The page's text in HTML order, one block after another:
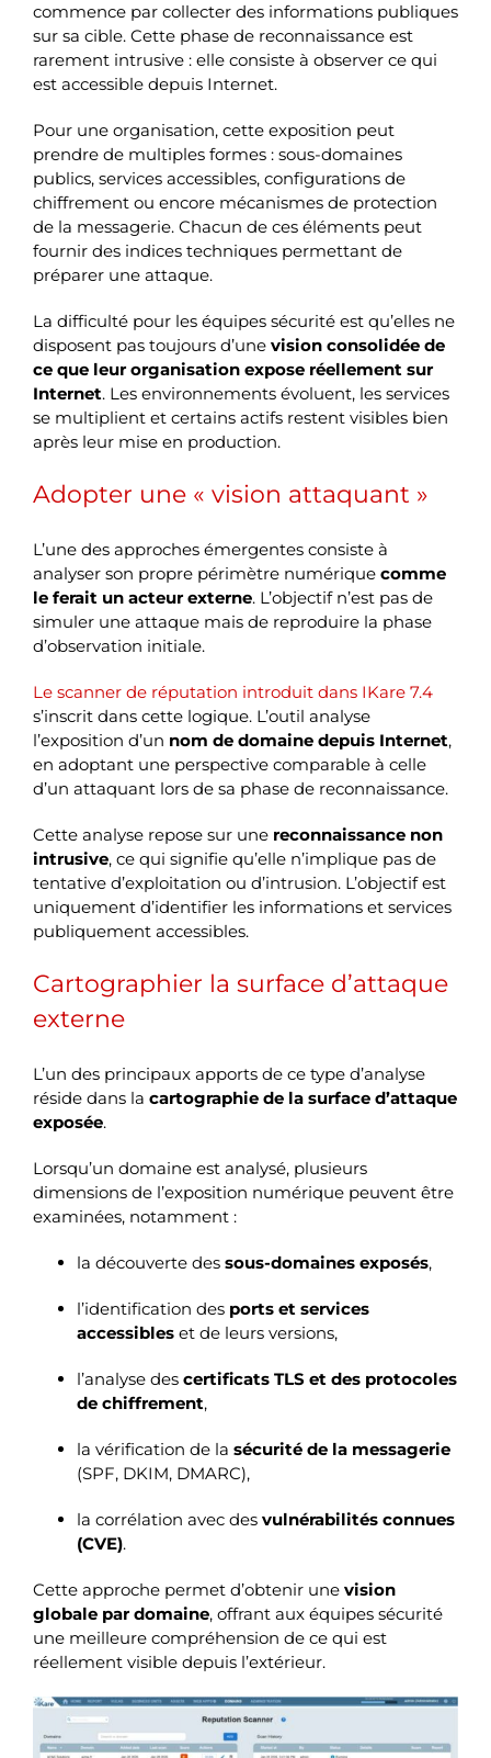
commence par collecter des informations publiques
sur sa cible. Cette phase de reconnaissance est
rarement intrusive : elle consiste à observer ce qui
est accessible depuis Internet.
Pour une organisation, cette exposition peut
prendre de multiples formes : sous-domaines
publics, services accessibles, configurations de
chiffrement ou encore mécanismes de protection
de la messagerie. Chacun de ces éléments peut
fournir des indices techniques permettant de
préparer une attaque.
La difficulté pour les équipes sécurité est qu’elles ne
disposent pas toujours d’une vision consolidée de
ce que leur organisation expose réellement sur
Internet. Les environnements évoluent, les services
se multiplient et certains actifs restent visibles bien
après leur mise en production.
Adopter une « vision attaquant »
L’une des approches émergentes consiste à
analyser son propre périmètre numérique comme
le ferait un acteur externe. L’objectif n’est pas de
simuler une attaque mais de reproduire la phase
d’observation initiale.
Le scanner de réputation introduit dans IKare 7.4
s’inscrit dans cette logique. L’outil analyse
l’exposition d’un nom de domaine depuis Internet,
en adoptant une perspective comparable à celle
d’un attaquant lors de sa phase de reconnaissance.
Cette analyse repose sur une reconnaissance non
intrusive, ce qui signifie qu’elle n’implique pas de
tentative d’exploitation ou d’intrusion. L’objectif est
uniquement d’identifier les informations et services
publiquement accessibles.
Cartographier la surface d’attaque
externe
L’un des principaux apports de ce type d’analyse
réside dans la cartographie de la surface d’attaque
exposée.
Lorsqu’un domaine est analysé, plusieurs
dimensions de l’exposition numérique peuvent être
examinées, notamment :
la découverte des sous-domaines exposés,
l’identification des ports et services
accessibleset de leurs versions,
l’analyse des certificats TLS et des protocoles
de chiffrement,
la vérification de la sécurité de la messagerie
(SPF, DKIM, DMARC),
la corrélation avec des vulnérabilités connues
(CVE).
Cette approche permet d’obtenir une vision
globale par domaine, offrant aux équipes sécurité
une meilleure compréhension de ce qui est
réellement visible depuis l’extérieur.